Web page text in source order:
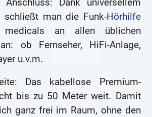
schließt man die Funk-Hörhilfe
an allen üblichen
ob Fernseher, HiFi-Anlage,
u.v.m.
Das kabellose Premium-
bis zu 50 Meter weit. Damit
ganz frei im Raum, ohne den